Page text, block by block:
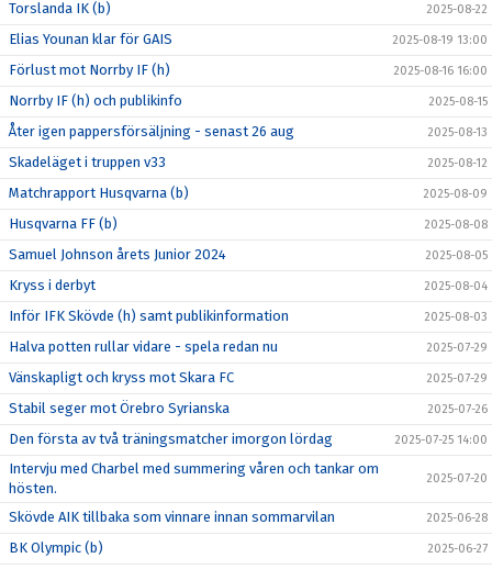
Torslanda IK (b) 2025-08-22
Elias Younan klar för GAIS 2025-08-19 13:00
Förlust mot Norrby IF (h) 2025-08-16 16:00
Norrby IF (h) och publikinfo 2025-08-15
Åter igen pappersförsäljning - senast 26 aug 2025-08-13
Skadeläget i truppen v33 2025-08-12
Matchrapport Husqvarna (b) 2025-08-09
Husqvarna FF (b) 2025-08-08
Samuel Johnson årets Junior 2024 2025-08-05
Kryss i derbyt 2025-08-04
Inför IFK Skövde (h) samt publikinformation 2025-08-03
Halva potten rullar vidare - spela redan nu 2025-07-29
Vänskapligt och kryss mot Skara FC 2025-07-29
Stabil seger mot Örebro Syrianska 2025-07-26
Den första av två träningsmatcher imorgon lördag 2025-07-25 14:00
Intervju med Charbel med summering våren och tankar om
hösten.
2025-07-20
Skövde AIK tillbaka som vinnare innan sommarvilan 2025-06-28
BK Olympic (b) 2025-06-27